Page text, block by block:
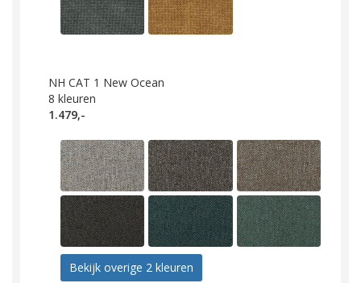
NH CAT 1 New Ocean
8 kleuren
1.479,-
Bekijk overige 2 kleuren